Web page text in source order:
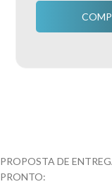
PROPOSTA DE
PRONTO: